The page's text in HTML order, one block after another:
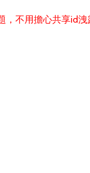
不用擔心共享id